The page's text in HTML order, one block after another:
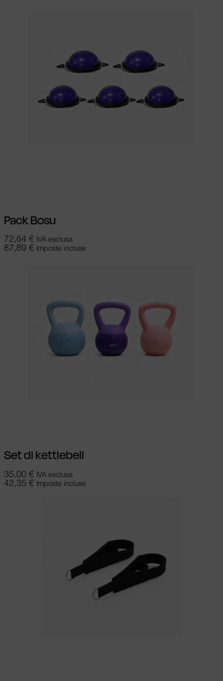
Pack Bosu
72,64 € IVA esclusa
87,89 € Imposte incluse
Set di kettlebell
35,00 € IVA esclusa
42,35 € Imposte incluse